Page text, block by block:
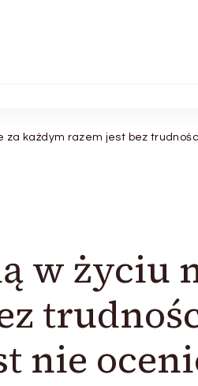
za każdym razem jest bez
w życiu
nie